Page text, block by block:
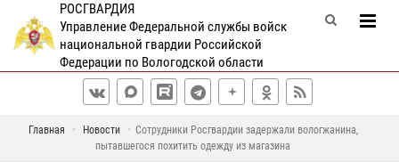
РОСГВАРДИЯ
Управление Федеральной службы войск
национальной гвардии Российской
Федерации по Вологодской области
Главная Новости
Сотрудники Росгвардии задержали вологжанина,
пытавшегося похитить одежду из магазина